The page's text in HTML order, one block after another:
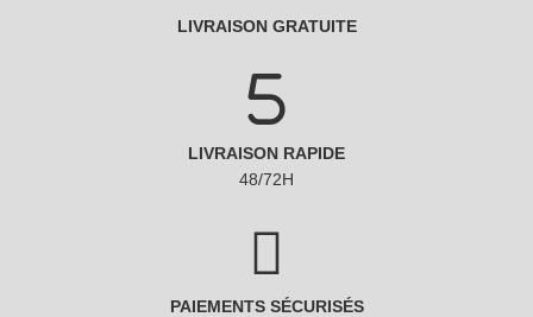
LIVRAISON GRATUITE
LIVRAISON RAPIDE
48/72H
PAIEMENTS SÉCURISÉS